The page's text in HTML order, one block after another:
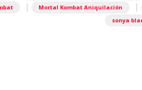
| Mortal Kombat Aniquilación |
sonya